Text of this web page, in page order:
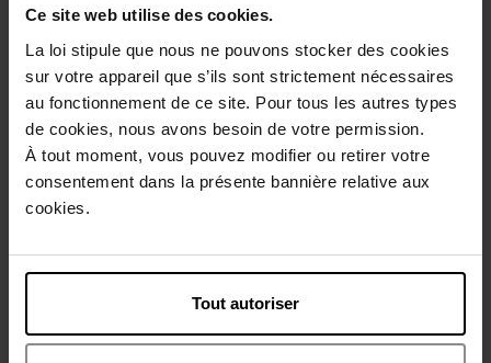
Ce site web utilise des cookies.
La loi stipule que nous ne pouvons stocker des cookies
sur votre appareil que s’ils sont strictement nécessaires
au fonctionnement de ce site. Pour tous les autres types
de cookies, nous avons besoin de votre permission.
À tout moment, vous pouvez modifier ou retirer votre
consentement dans la présente bannière relative aux
cookies.
Tout autoriser
Conseil d'utilisation
Caractéristiques
Avis client
Vous aimerez peut-être